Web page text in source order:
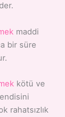
maddi
bir süre
kötü ve
rahatsızlık